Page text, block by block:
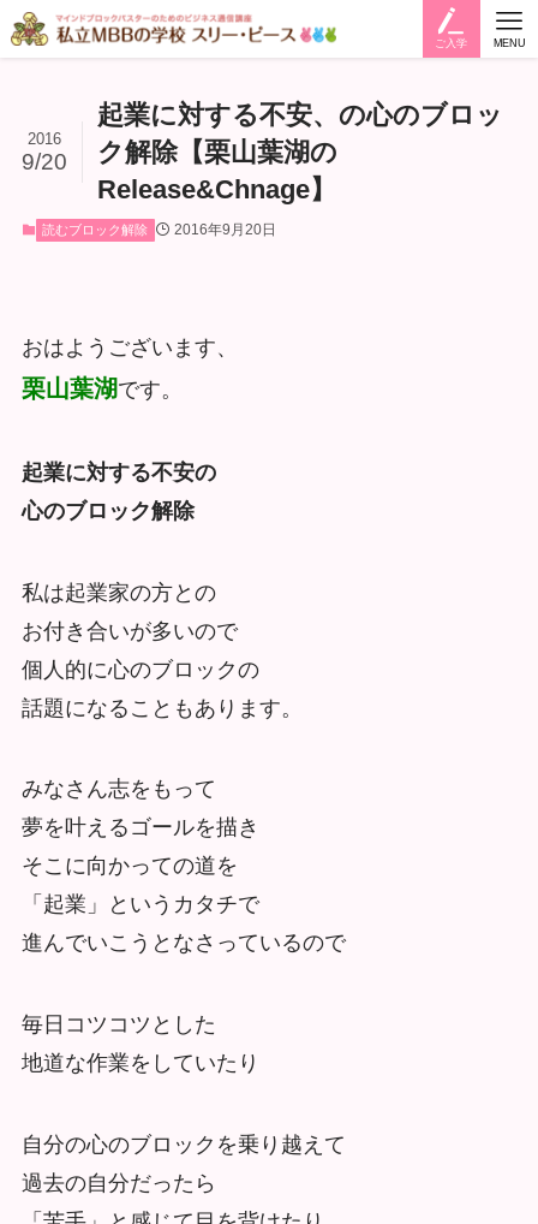
ご入学 MENU
起業に対する不安、の心のブロッ
ク解除【栗山葉湖の
Release&Chnage】
2016
9/20
読むブロック解除 2016年9月20日
おはようございます、
栗山葉湖です。
起業に対する不安の
心のブロック解除
私は起業家の方との
お付き合いが多いので
個人的に心のブロックの
話題になることもあります。
みなさん志をもって
夢を叶えるゴールを描き
そこに向かっての道を
「起業」というカタチで
進んでいこうとなさっているので
毎日コツコツとした
地道な作業をしていたり
自分の心のブロックを乗り越えて
過去の自分だったら